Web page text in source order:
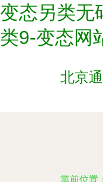
变态另类无
类9-变态网
北京
當前位置：